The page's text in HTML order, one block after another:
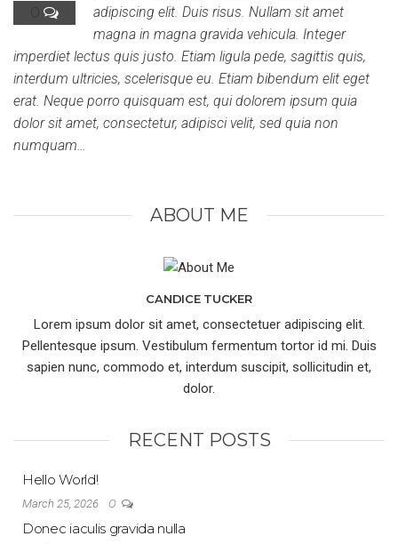
adipiscing elit. Duis risus. Nullam sit amet
magna in magna gravida vehicula. Integer
imperdiet lectus quis justo. Etiam ligula pede, sagittis quis,
interdum ultricies, scelerisque eu. Etiam bibendum elit eget
erat. Neque porro quisquam est, qui dolorem ipsum quia
dolor sit amet, consectetur, adipisci velit, sed quia non
numquam…
ABOUT ME
CANDICE TUCKER
Lorem ipsum dolor sit amet, consectetuer adipiscing elit.
Pellentesque ipsum. Vestibulum fermentum tortor id mi. Duis
sapien nunc, commodo et, interdum suscipit, sollicitudin et,
dolor.
RECENT POSTS
Hello World!
March 25, 2026 0
Donec iaculis gravida nulla